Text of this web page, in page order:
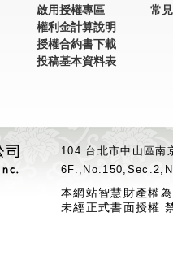
啟用授權專區
權利金計算說明
授權合約書下載
投稿基本資料表
常
104 台北市中山區
本網站智慧財產權
未經正式書面授權